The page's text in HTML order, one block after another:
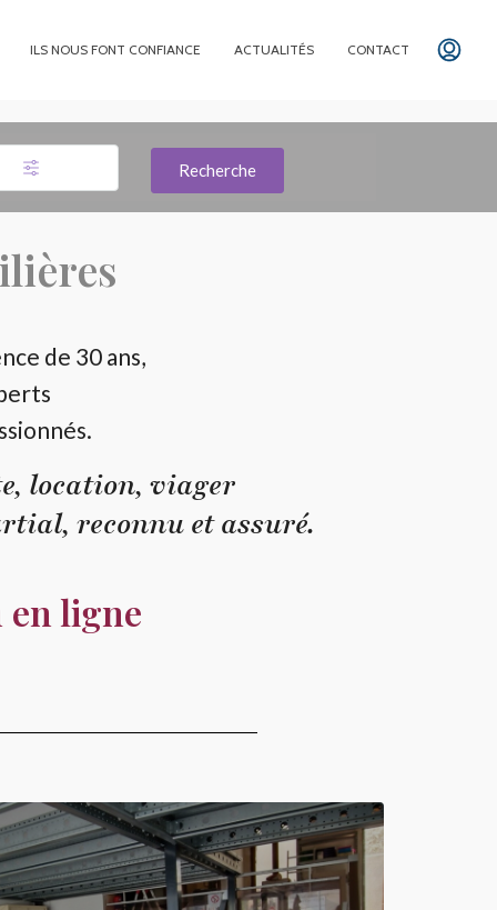
ILS NOUS FONT CONFIANCE ACTUALITÉS CONTACT
Recherche
de 30 ans,
location, viager
reconnu et assuré.
ligne